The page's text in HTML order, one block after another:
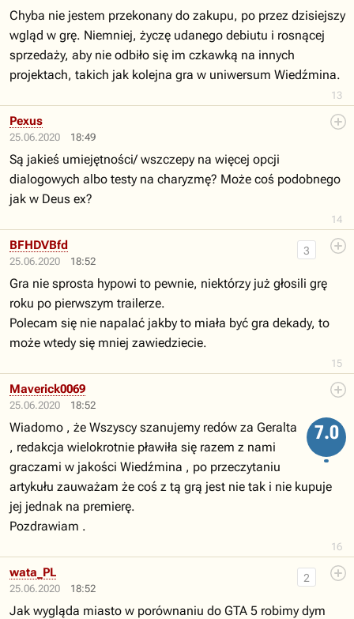
13
Chyba nie jestem przekonany do zakupu, po przez dzisiejszy
wgląd w grę. Niemniej, życzę udanego debiutu i rosnącej
sprzedaży, aby nie odbiło się im czkawką na innych
projektach, takich jak kolejna gra w uniwersum Wiedźmina.
25.06.2020 18:49
14
Pexus
Są jakieś umiejętności/ wszczepy na więcej opcji
dialogowych albo testy na charyzmę? Może coś podobnego
jak w Deus ex?
25.06.2020 18:52
15
3
BFHDVBfd
Gra nie sprosta hypowi to pewnie, niektórzy już głosili grę
roku po pierwszym trailerze.
Polecam się nie napalać jakby to miała być gra dekady, to
może wtedy się mniej zawiedziecie.
25.06.2020 18:52
16
Maverick0069
7.0
Wiadomo , że Wszyscy szanujemy redów za Geralta
, redakcja wielokrotnie pławiła się razem z nami
graczami w jakości Wiedźmina , po przeczytaniu
artykułu zauważam że coś z tą grą jest nie tak i nie kupuje
jej jednak na premierę.
Pozdrawiam .
25.06.2020 18:52
2
wata_PL
Jak wygląda miasto w porównaniu do GTA 5 robimy dym